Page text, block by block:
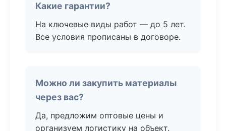
Какие гарантии?
На ключевые виды работ — до 5 лет.
Все условия прописаны в договоре.
Можно ли закупить материалы
через вас?
Да, предложим оптовые цены и
организуем логистику на объект.